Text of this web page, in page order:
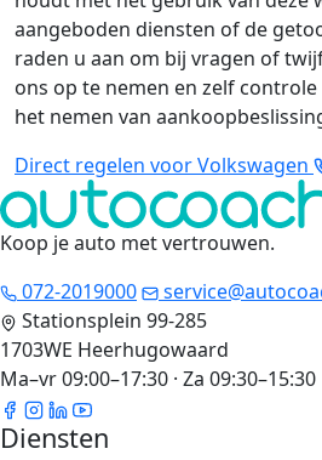
aangeboden diensten of de
raden u aan om bij vragen of
ons op te nemen en zelf
het nemen van
Direct regelen voor Volkswagen
Koop je auto met vertrouwen.
072-2019000
Stationsplein 99-285
1703WE Heerhugowaard
Ma–vr 09:00–17:30 · Za 09:30–15:30
Diensten